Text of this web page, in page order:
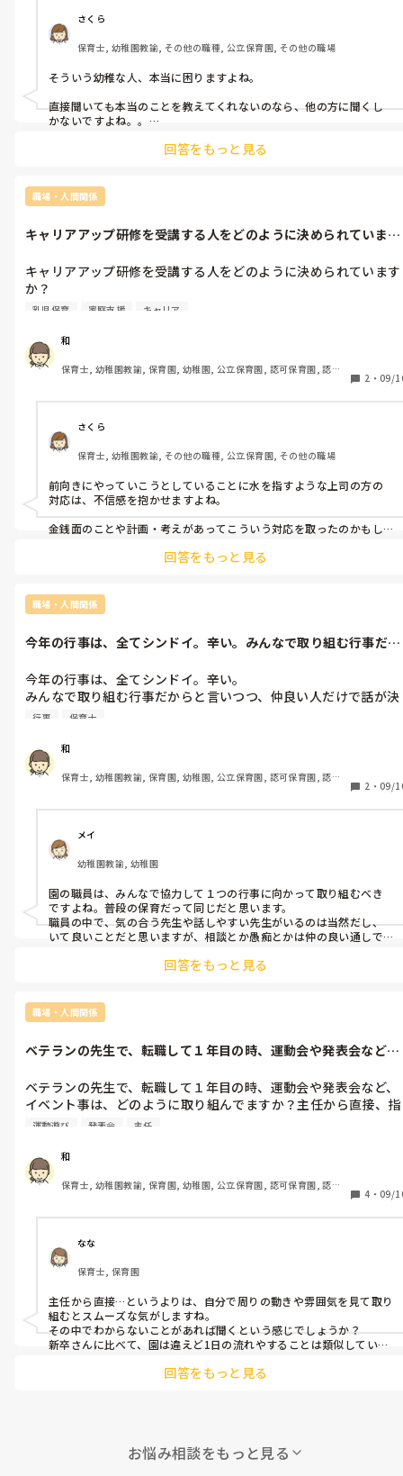
さくら
保育士, 幼稚園教諭, その他の職種, 公立保育園, その他の職場
そういう幼稚な人、本当に困りますよね。
直接聞いても本当のことを教えてくれないのなら、他の方に聞くし
かないですよね。。
どなたか聞いたら教えてくれそうな方はいますか？
回答をもっと見る
職場・人間関係
キャリアアップ研修を受講する人をどのように決められています
キャリアアップ研修を受講する人をどのように決められています
か？
修日待ちの人がいます。その時、マネジメント研修が申し込み始
まりました。
そこで私は、マネジメント研修を受講したいと園内で一番最初に
そしたら、園長と主任は、乳児保育受講予定者に、乳児保育研修
をキャンセルしてマネジメントと保護者支援の研修を受けるよう
進めてました。
そこで、すでに乳児保育研修受講することが決まっていた人は、
乳児保育研修をキャンセルしてマネジメントと保護者支援を受け
たいと言いました。この人は、この研修を受講すると有休も足り
ない状態です。
最初に園長へ申し出しました。おまけに、先月、乳児保育研修を
休の件と言い、今月の研修申し込み行かせない件と言い、本当に
遺憾が溜まって心害です。おまけに、私には行かせないでパート
欲や、この園の為に働く価値が益々無くなってきました。
最終結果…、私の研修意欲は無視されて、愚痴られ、研修を受け
る権利がなくなりました。
一言言っただけで、お前がマネジメント受けても意味ないとか陰
口を散々言われて笑われたり、こんな研修受けても現場が大事だ
からね、って嫌味タラタラ園長に言われました。色々言い返した
事前に決まっていた研修キャンセルしてまで他の人に研修行かせ
て、私が行きたい研修を行かせない仕組みを作る上司の考え方
に、皆さん、どう思いますか？皆さんだったら、どうしますか？
私は、事前に決まってるものを自己都合でキャンセルするのは準
備してくれた方や行きたいと申し込みしても選考漏れした方に、
申し込みするなら必ず行く覚悟で申し込んで頂きたいです。
ちなみに、去年は、研修行きたくない人に行くよう薦めていたら
しく、今年は行きたい人に行かせない仕組みを作っている上司で
乳児保育 家庭支援 キャリア
和
保育士, 幼稚園教諭, 保育園, 幼稚園, 公立保育園, 認可保育園, 認
所, 児童施設, 児童養護施設, 児童発達支援施設, 乳児院, その他の職
2 ・ 09/
さくら
保育士, 幼稚園教諭, その他の職種, 公立保育園, その他の職場
前向きにやっていこうとしていることに水を指すような上司の方の
対応は、不信感を抱かせますよね。
金銭面のことや計画・考えがあってこういう対応を取ったのかもし
でもきっと、またチャンスが来るはずなので、その時は思い切り楽
回答をもっと見る
職場・人間関係
今年の行事は、全てシンドイ。辛い。みんなで取り組む行事だか
今年の行事は、全てシンドイ。辛い。
みんなで取り組む行事だからと言いつつ、仲良い人だけで話が決
められて、情報が回ってこない。
下さいと言われる。
自己都合のわがままな先生たちだなぁと思う。それに振り回され
てシンドイ。
一番辛いのは、一部の人だけで決められて、その決まったことも
情報が降りてこないこと。仲良い人や気の強い人達だけで行事す
るなら、良いんですけど、保育園は好き嫌い関係なく全員で取り
組むモノなので、話し合いに入れないとかの仲間外れや情報共有
しないっていうのは、私は納得いかないですね。皆さんの園で
行事 保育士
和
保育士, 幼稚園教諭, 保育園, 幼稚園, 公立保育園, 認可保育園, 認
所, 児童施設, 児童養護施設, 児童発達支援施設, 乳児院, その他の職
2 ・ 09/
メイ
幼稚園教諭, 幼稚園
園の職員は、みんなで協力して１つの行事に向かって取り組むべき
ですよね。普段の保育だって同じだと思います。
職員の中で、気の合う先生や話しやすい先生がいるのは当然だし、
いて良いことだと思いますが、相談とか愚痴とかは仲の良い通しで
ゃいけないことですよね。
ことも多々あると思います。
そのような職員間のやりとりがある事は、主任の先生や園長先生は
一度、相談できるといいのですが。
回答をもっと見る
職場・人間関係
ベテランの先生で、転職して１年目の時、運動会や発表会など、
ベテランの先生で、転職して１年目の時、運動会や発表会など、
イベント事は、どのように取り組んでますか？主任から直接、指
示や教えに来られますか？それとも、1から10まで自分から誰か
か？新卒１年目と転職１年目には、どのような違いで対応してま
すか？
運動遊び 発表会 主任
和
保育士, 幼稚園教諭, 保育園, 幼稚園, 公立保育園, 認可保育園, 認
所, 児童施設, 児童養護施設, 児童発達支援施設, 乳児院, その他の職
4 ・ 09/
なな
保育士, 保育園
主任から直接…というよりは、自分で周りの動きや雰囲気を見て取り
組むとスムーズな気がしますね。
その中でわからないことがあれば聞くという感じでしょうか？
新卒さんに比べて、園は違えど1日の流れやすることは類似している
夫なような気がするのですが…。 回答をもっと見る
お悩み相談をもっと見る